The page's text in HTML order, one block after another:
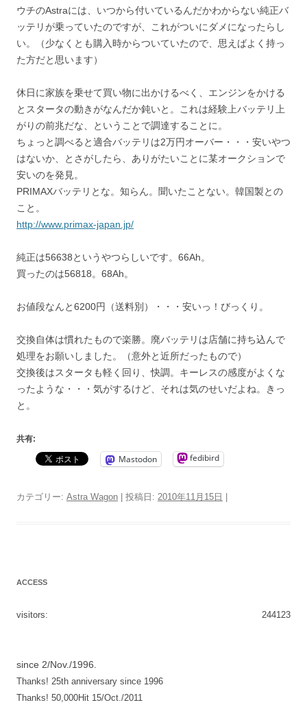
ウチのAstraには、いつから付いているんだかわからない純正バ
ッテリが乗っていたのですが、これがついにダメになったらし
い。（少なくとも購入時からついていたので、思えばよく持っ
た方だと思います）
休日に家族を乗せて買い物に出かけるべく、エンジンをかける
とスタータの動きがなんだか鈍いと。これは経験上バッテリ上
がりの前兆だな、ということで調達することに。
ちょっと調べると適合バッテリは2万円オーバー・・・安いやつ
はないか、とさがしたら、ありがたいことに某オークションで
安いのを発見。
PRIMAXバッテリとな。知らん。聞いたことない。韓国製との
こと。
http://www.primax-japan.jp/
純正は56638というやつらしいです。66Ah。
買ったのは56818。68Ah。
お値段なんと6200円（送料別）・・・安いっ！びっくり。
交換自体は慣れたもので楽勝。廃バッテリは店舗に持ち込んで
処理をお願いしました。（意外と近所だったもので）
交換後はスタータも軽く回り、快調。キーレスの感度がよくな
ったような・・・気がするけど、それは気のせいだよね。きっ
と。
共有:
Mastodon fedibird
カテゴリー: Astra Wagon | 投稿日: 2010年11月15日
ACCESS
244123
visitors:
since 2/Nov./1996.
Thanks! 25th anniversary since 1996
Thanks! 50,000Hit 15/Oct./2011